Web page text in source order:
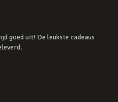
goed uit! De leukste cadeaus